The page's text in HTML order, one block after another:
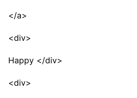
</a>
<div>
Happy </div>
<div>